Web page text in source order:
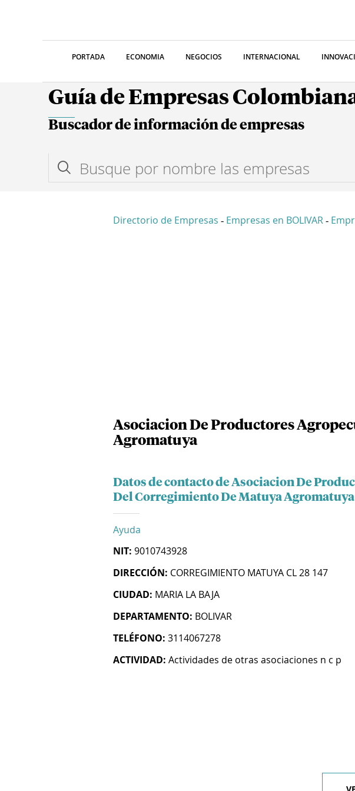
PORTADA ECONOMIA NEGOCIOS INTERNACIONAL
Guía de Empresas
Buscador de información de empresas
Directorio de Empresas - Empresas en BOLIVAR -
Asociacion De Productores
Agromatuya
Datos de contacto de Asociacion De
Del Corregimiento De Matuya Agromatuya
Ayuda
NIT: 9010743928
DIRECCIÓN: CORREGIMIENTO MATUYA CL 28 147
CIUDAD: MARIA LA BAJA
DEPARTAMENTO: BOLIVAR
TELÉFONO: 3114067278
ACTIVIDAD: Actividades de otras asociaciones n c p